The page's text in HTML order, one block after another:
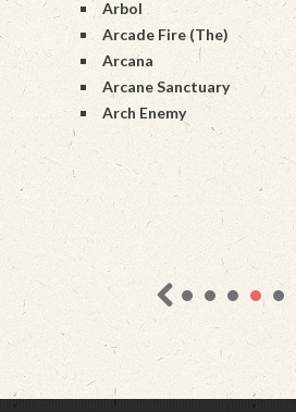
Arbol
Arcade Fire (The)
Arcana
Arcane Sanctuary
Arch Enemy